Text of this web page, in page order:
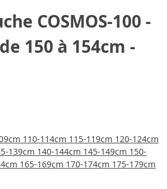
COSMOS-100 -
150 à 154cm -
110-114cm 115-119cm 120-124cm
139cm 140-144cm 145-149cm 150-
165-169cm 170-174cm 175-179cm